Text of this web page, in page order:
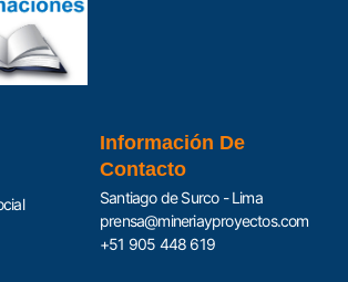
Información De
Contacto
Santiago de Surco - Lima
prensa@mineriayproyectos.com
+51 905 448 619